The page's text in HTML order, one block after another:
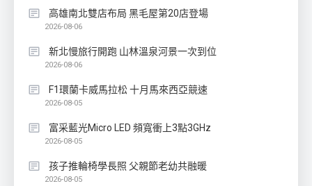
高雄南北雙店布局 黑毛屋第20店登場
2026-08-06
新北慢旅行開跑 山林溫泉河景一次到位
2026-08-06
F1環蘭卡威馬拉松 十月馬來西亞競速
2026-08-05
富采藍光Micro LED 頻寬衝上3點3GHz
2026-08-05
孩子推輪椅學長照 父親節老幼共融暖
2026-08-05